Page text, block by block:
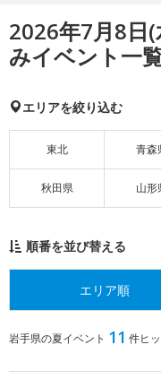
2026年7月8日
みイベント一
エリアを絞り込む
東北 青森
秋田県 山形
順番を並び替える
エリア順
岩手県の夏イベント 11 件ヒ